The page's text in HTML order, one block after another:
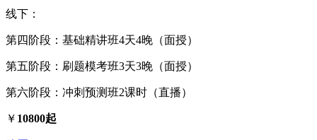
线下：
第四阶段：基础精讲班4天4晚（面授）
第五阶段：刷题模考班3天3晚（面授）
第六阶段：冲刺预测班2课时（直播）
￥ 10800起